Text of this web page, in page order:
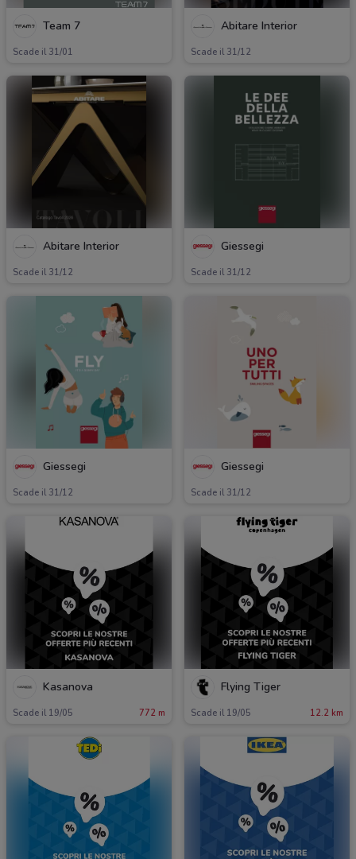
Team 7
Scade il 31/01
Abitare Interior
Scade il 31/12
Abitare Interior
Scade il 31/12
Giessegi
Scade il 31/12
Giessegi
Scade il 31/12
Giessegi
Scade il 31/12
Kasanova
Scade il 19/05 772 m
Flying Tiger
Scade il 19/05 12.2 km